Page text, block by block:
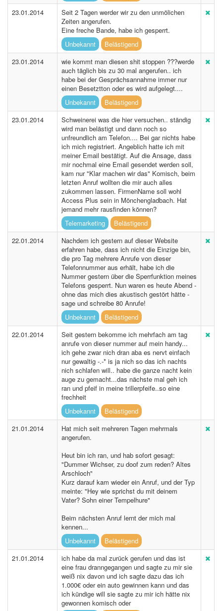
23.01.2014
Seit 2 Tagen werder wir zu den unmölichen
Zeiten angerufen.
Eine freche Bande, habe ich gesperrt.
Unbekannt
Belästigend
23.01.2014
wie kommt man diesen shit stoppen ???werde
auch täglich bis zu 30 mal angerufen.. ich
habe bei der Gesprächsannahme immer nur
einen Besetztton oder es wird aufgelegt....
Unbekannt
Belästigend
23.01.2014
Schweinerei was die hier versuchen.. ständig
wird man belästigt und dann noch so
unfreundlich am Telefon.... Bei gar nichts habe
ich mich registriert. Angeblich hatte ich mit
meiner Email bestätigt. Auf die Ansage, dass
mir nochmal eine Email gesendet werden soll,
kam nur "Klar machen wir das" Komisch, beim
letzten Anruf wollten die mir auch alles
zukommen lassen. FirmenName soll wohl
Access Plus sein in Mönchengladbach. Hat
jemand mehr rausfinden können?
Telemarketing
Belästigend
22.01.2014
Nachdem ich gestern auf dieser Website
erfahren habe, dass ich nicht die Einzige bin,
die pro Tag mehrere Anrufe von dieser
Telefonnummer aus erhält, habe ich die
Nummer gestern über die Sperrfunktion meines
Telefons gesperrt. Nun waren es heute Abend -
ohne das mich dies akustisch gestört hätte -
sage und schreibe 80 Anrufe!
Unbekannt
Belästigend
22.01.2014
Seit gestern bekomme ich mehrfach am tag
anrufe von dieser nummer auf mein handy...
ich gehe zwar nich dran aba es nervt einfach
nur gewaltig -.-* is ja nich so das ich nachts
nich schlafen will.. habe die ganze nacht kein
auge zu gemacht...das nächste mal geh ich
ran und pfeif in meine trillerpfeife..so eine
frechheit
Unbekannt
Belästigend
21.01.2014
Hat mich seit mehreren Tagen mehrmals
angerufen.
Heut bin ich ran, und hab sofort gesagt:
"Dummer Wichser, zu doof zum reden? Altes
Arschloch"
Kurz darauf kam wieder ein Anruf, und der Typ
meinte: "Hey wie sprichst du mit deinem
Vater? Sohn einer Tempelhure"
Beim nächsten Anruf lernt der mich mal
kennen...
Unbekannt
Belästigend
21.01.2014
ich habe da mal zurück gerufen und das ist
eine frau dranngegangen und sagte zu mir sie
weiß nix davon und ich sagte dazu das ich
1.000€ oder ein auto gewinnen kann und das
ich kündige will sie sagte zu mir ich hätte nix
gewonnen komisch oder